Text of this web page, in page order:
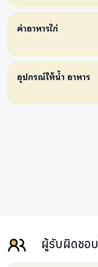
ค่าอาหารไก่
อุปกรณ์ให้น้ำ อาหาร
ผู้รับผิดชอ